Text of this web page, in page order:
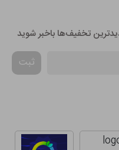
تخفیف‌ها با‌خبر شوید
ثبت